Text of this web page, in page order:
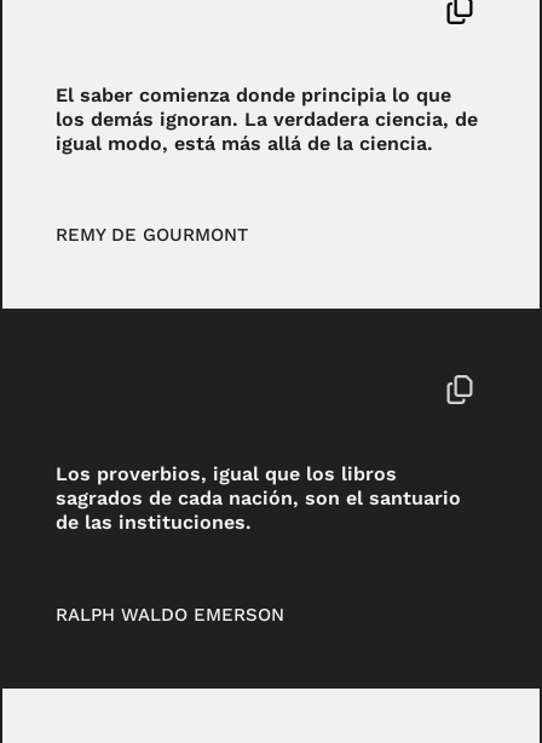
El saber comienza donde principia lo que
los demás ignoran. La verdadera ciencia, de
igual modo, está más allá de la ciencia.
REMY DE GOURMONT
Los proverbios, igual que los libros
sagrados de cada nación, son el santuario
de las instituciones.
RALPH WALDO EMERSON